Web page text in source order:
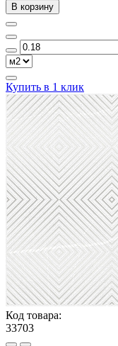
В корзину
Купить в 1 клик
Код товара:
33703